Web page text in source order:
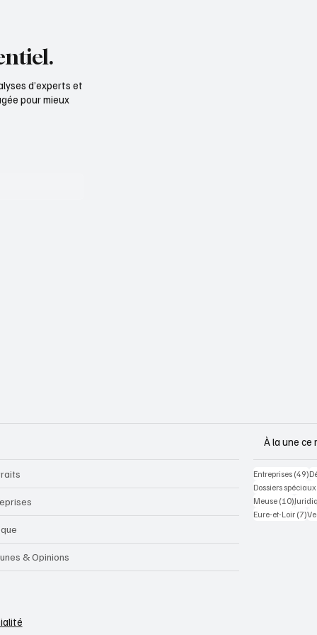
d’experts et
pour mieux
& Opinions
À la une ce
Entreprises (49)
Dossiers spéciaux
Meuse (10)10
Eure-et-Loir (7)7